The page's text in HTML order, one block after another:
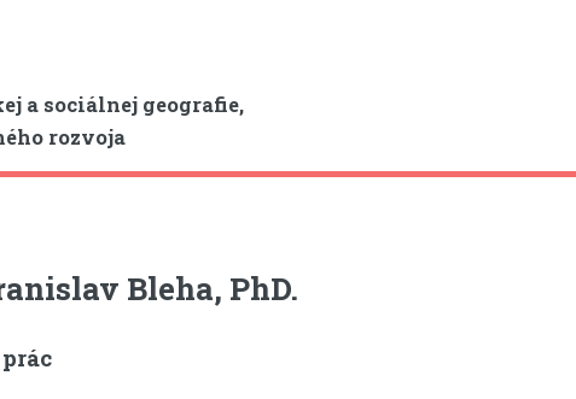
a sociálnej geografie,
rozvoja
Bleha, PhD.